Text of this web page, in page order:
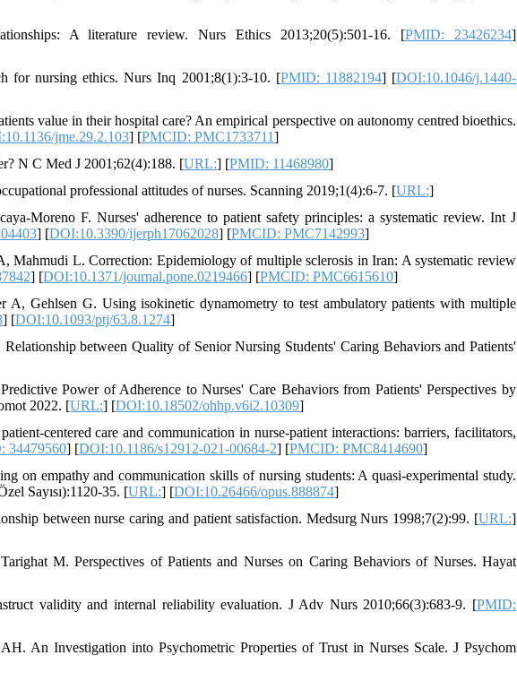
A literature review. Nurs Ethics 2013;20(5):501-16. [PMID: 23426234]
for nursing ethics. Nurs Inq 2001;8(1):3-10. [PMID: 11882194] [DOI:10.1046/j.1440-
value in their hospital care? An empirical perspective on autonomy centred bioethics.
jme.29.2.103] [PMCID: PMC1733711]
N C Med J 2001;62(4):188. [URL:] [PMID: 11468980]
professional attitudes of nurses. Scanning 2019;1(4):6-7. [URL:]
Moreno F. Nurses' adherence to patient safety principles: a systematic review. Int J
] [DOI:10.3390/ijerph17062028] [PMCID: PMC7142993]
L. Correction: Epidemiology of multiple sclerosis in Iran: A systematic review
] [DOI:10.1371/journal.pone.0219466] [PMCID: PMC6615610]
Gehlsen G. Using isokinetic dynamometry to test ambulatory patients with multiple
] [DOI:10.1093/ptj/63.8.1274]
between Quality of Senior Nursing Students' Caring Behaviors and Patients'
Power of Adherence to Nurses' Care Behaviors from Patients' Perspectives by
2022. [URL:] [DOI:10.18502/ohhp.v6i2.10309]
centered care and communication in nurse-patient interactions: barriers, facilitators,
34479560] [DOI:10.1186/s12912-021-00684-2] [PMCID: PMC8414690]
on empathy and communication skills of nursing students: A quasi-experimental study.
Sayısı):1120-35. [URL:] [DOI:10.26466/opus.888874]
between nurse caring and patient satisfaction. Medsurg Nurs 1998;7(2):99. [URL:]
M. Perspectives of Patients and Nurses on Caring Behaviors of Nurses. Hayat
validity and internal reliability evaluation. J Adv Nurs 2010;66(3):683-9. [PMID:
An Investigation into Psychometric Properties of Trust in Nurses Scale. J Psychom